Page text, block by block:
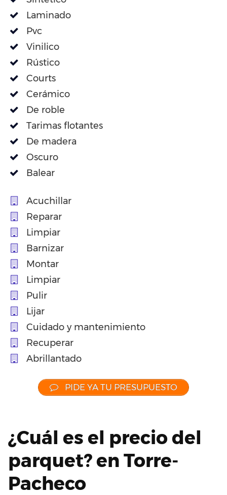
Laminado
Pvc
Vinilico
Rústico
Courts
Cerámico
De roble
Tarimas flotantes
De madera
Oscuro
Balear
Acuchillar
Reparar
Limpiar
Barnizar
Montar
Limpiar
Pulir
Lijar
Cuidado y mantenimiento
Recuperar
Abrillantado
PIDE YA TU PRESUPUESTO
¿Cuál es el precio del
parquet? en Torre-
Pacheco